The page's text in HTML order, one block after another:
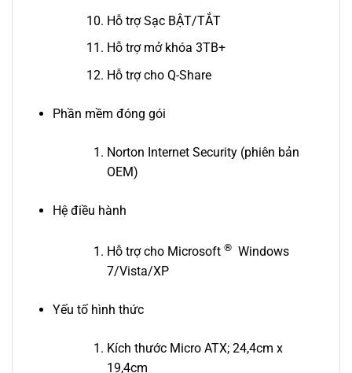
Hỗ trợ Sạc BẬT/TẮT
Hỗ trợ mở khóa 3TB+
Hỗ trợ cho Q-Share
Phần mềm đóng gói
Norton Internet Security (phiên bản
OEM)
Hệ điều hành
Hỗ trợ cho Microsoft ®Windows
7/Vista/XP
Yếu tố hình thức
Kích thước Micro ATX; 24,4cm x
19,4cm